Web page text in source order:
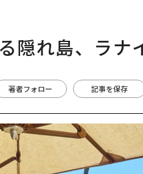
隠れ島、ラナ
著者フォロー 記事を保存